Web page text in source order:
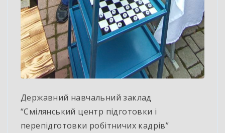
Державний навчальний заклад
“Смілянський центр підготовки і
перепідготовки робітничих кадрів”